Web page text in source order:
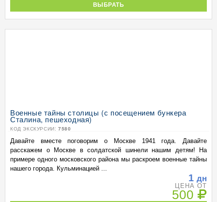
ВЫБРАТЬ
Военные тайны столицы (с посещением бункера
Сталина, пешеходная)
КОД ЭКСКУРСИИ: 7580
Давайте вместе поговорим о Москве 1941 года. Давайте
расскажем о Москве в солдатской шинели нашим детям! На
примере одного московского района мы раскроем военные тайны
нашего города. Кульминацией ...
1 дн
ЦЕНА ОТ
500